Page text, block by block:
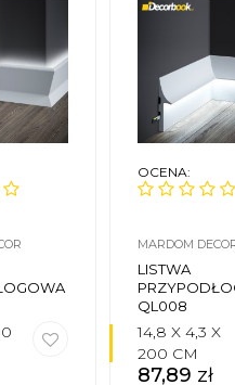
OCENA:
MARDOM
LISTWA
QL008
14,8 X 4,3 X
200 CM
87,89 zł